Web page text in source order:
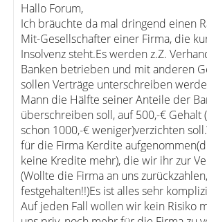
Hallo Forum,
Ich bräuchte da mal dringend einen
Mit-Gesellschafter einer Firma, die
Insolvenz steht.Es werden z.Z.
Banken betrieben und mit anderen
sollen Verträge unterschreiben
Mann die Hälfte seiner Anteile der
überschreiben soll, auf 500,-€ Gehalt
schon 1000,-€ weniger)verzichten
für die Firma Kerdite
keine Kredite mehr), die wir ihr zur
(Wollte die Firma an uns
festgehalten!!)Es ist alles sehr
Auf jeden Fall wollen wir kein Risiko